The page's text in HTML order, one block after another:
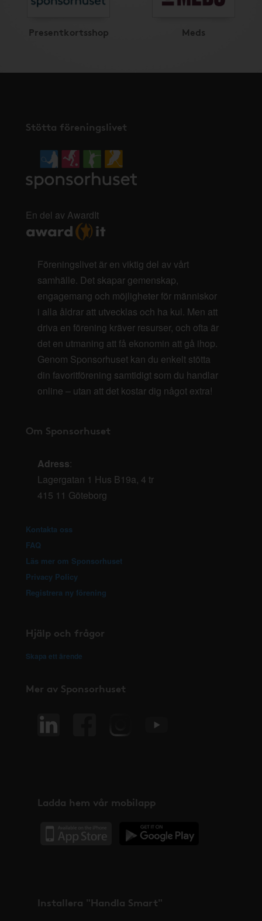
Presentkortsshop Meds
Stötta föreningslivet
En del av AwardIt
Föreningslivet är en viktig del av vårt
samhälle. Det skapar gemenskap,
engagemang och möjligheter för människor
i alla åldrar att utvecklas och ha kul. Men att
driva en förening kräver resurser, och ofta är
det en utmaning att få ekonomin att gå ihop.
Genom Sponsorhuset kan du enkelt stötta
din favoritförening samtidigt som du handlar
online – utan att det kostar dig något extra!
Om Sponsorhuset
Adress:
Lagergatan 1 Hus B19a, 4 tr
415 11 Göteborg
Kontakta oss
FAQ
Läs mer om Sponsorhuset
Privacy Policy
Registrera ny förening
Hjälp och frågor
Skapa ett ärende
Mer av Sponsorhuset
Ladda hem vår mobilapp
Installera "Handla Smart"